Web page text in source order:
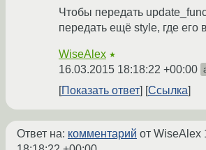
Чтобы передать
передать ещё style, где его
WiseAlex ★
16.03.2015 18:18:22 +00:00
Показать ответ Ссылка
Ответ на: комментарий от WiseAlex